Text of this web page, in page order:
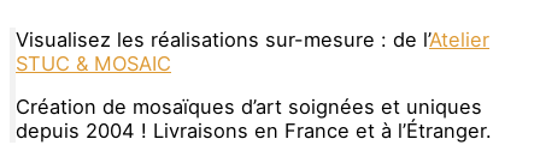
Visualisez les réalisations sur-mesure : de l’Atelier
STUC & MOSAIC
Création de mosaïques d’art soignées et uniques
depuis 2004 ! Livraisons en France et à l’Étranger.